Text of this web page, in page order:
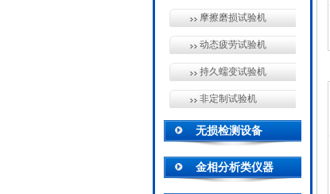
摩擦磨损试验机
动态疲劳试验机
持久蠕变试验机
非定制试验机
无损检测设备
金相分析类仪器